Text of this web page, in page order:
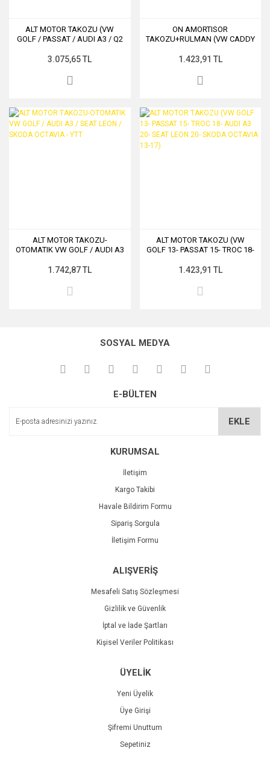
ALT MOTOR TAKOZU (VW
GOLF / PASSAT / AUDI A3 / Q2
OCTAVIA)
3.075,65 TL
ON AMORTISOR
TAKOZU+RULMAN (VW CADDY
A3 04- SEAT LEON 06- SKODA
1.423,91 TL
ALT MOTOR TAKOZU-
OTOMATIK VW GOLF / AUDI A3
- YTT
1.742,87 TL
ALT MOTOR TAKOZU (VW
GOLF 13- PASSAT 15- TROC 18-
SKODA OCTAVIA 13-17)
1.423,91 TL
SOSYAL MEDYA
E-BÜLTEN
EKLE
KURUMSAL
İletişim
Kargo Takibi
Havale Bildirim Formu
Sipariş Sorgula
İletişim Formu
ALIŞVERİŞ
Mesafeli Satış Sözleşmesi
Gizlilik ve Güvenlik
İptal ve İade Şartları
Kişisel Veriler Politikası
ÜYELİK
Yeni Üyelik
Üye Girişi
Şifremi Unuttum
Sepetiniz